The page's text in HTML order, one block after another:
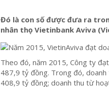
Đó là con số được đưa ra
nhân thọ Vietinbank Aviva
Theo đó, năm 2015, Công ty
487,9 tỷ đồng. Trong đó,
408,9 tỷ đồng; doanh thu từ